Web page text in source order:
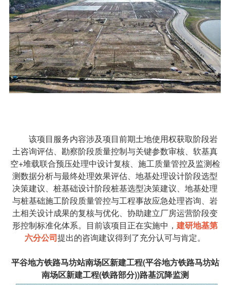
该项目服务内容涉及项目前期土地使用权获取阶段岩
土咨询评估、勘察阶段质量控制与关键参数审核、软基真
空+堆载联合预压处理中设计复核、施工质量管控及监测检
测数据分析与最终处理效果评估、地基处理设计阶段选型
决策建议、桩基础设计阶段桩基选型决策建议、地基处理
与桩基础施工阶段质量管控与工程事故应急处理咨询、岩
土相关设计成果的复核与优化、协助建立厂房运营阶段变
形控制标准化体系。目前该项目正在实施中， 建研地基第
六分公司提出的咨询建议得到了充分认可与肯定。
平谷地方铁路马坊站南场区新建工程(平谷地方铁路马坊站
南场区新建工程(铁路部分))路基沉降监测